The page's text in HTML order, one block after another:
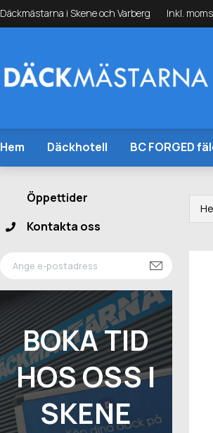
Däckmästarna i Skene och Varberg Inkl. moms
Hem Däckhotell BC FORGED
Öppettider
Kontakta oss
BOKA TID
HOS OSS I
SKENE